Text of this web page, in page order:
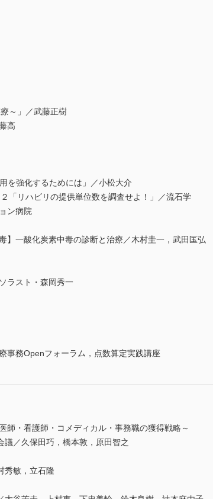
～」／武藤正樹
高
を強化するためには」／小松大介
「リハビリの提供単位数を調査せよ！」／流石学
ン病院
】一酸化炭素中毒の診断と治療／木村圭一，武田匤弘
ラスト・森岡秀一
事務Openフォーラム，点数算定実践講座
・看護師・コメディカル・事務職の獲得戦略～
／久保田巧，橋本敦，原田智之
秀敏，立石隆